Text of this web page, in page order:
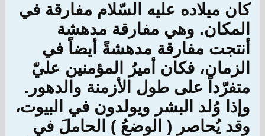
كان ميلاده عليه السّلام مفارقة في
المكان. وهي مفارقة مدهشة
أنتجت مفارقة مدهشةً أيضاً في
الزمان، فكان أميرُ المؤمنين عليّ
متفرّداً على طول الأزمنة والدهور.
وإذا وُلد البشر ويولدون في البيوت،
وقد يُحاصر ( الوضعُ ) الحاملَ في